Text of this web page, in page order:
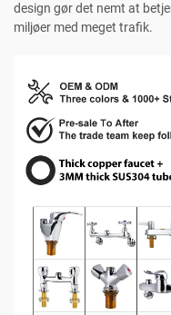
design gør det nemt at
miljøer med meget trafik.